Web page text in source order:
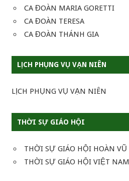
CA ĐOÀN MARIA GORETTI
CA ĐOÀN TERESA
CA ĐOÀN THÁNH GIA
LỊCH PHỤNG VỤ VẠN NIÊN
LỊCH PHỤNG VỤ VẠN NIÊN
THỜI SỰ GIÁO HỘI
THỜI SỰ GIÁO HỘI HOÀN VŨ
THỜI SỰ GIÁO HỘI VIỆT NAM